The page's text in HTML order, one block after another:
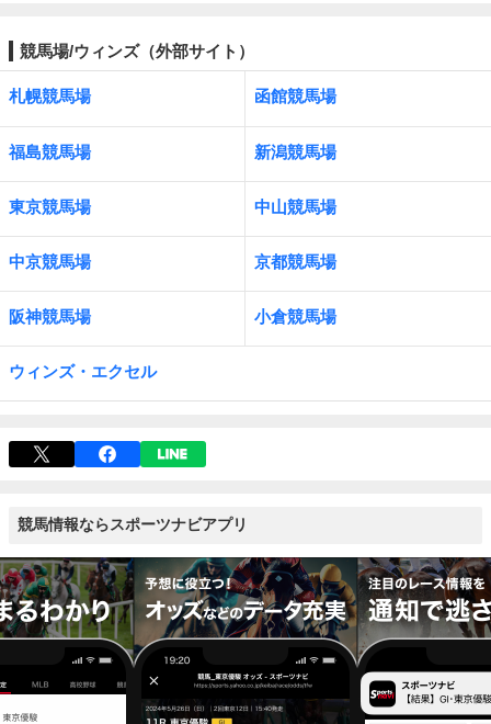
競馬場/ウィンズ（外部サイト）
札幌競馬場 函館競馬場
福島競馬場 新潟競馬場
東京競馬場 中山競馬場
中京競馬場 京都競馬場
阪神競馬場 小倉競馬場
ウィンズ・エクセル
競馬情報ならスポーツナビアプリ